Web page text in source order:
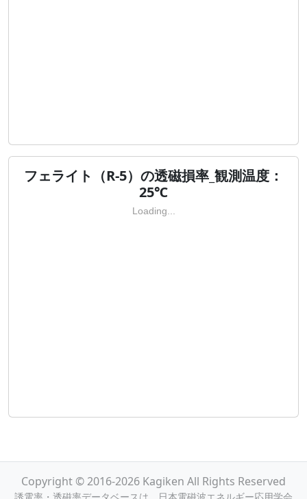
フェライト（R-5）の透磁損率_観測温度：
25℃
Loading...
Copyright © 2016-2026 Kagiken All Rights Reserved